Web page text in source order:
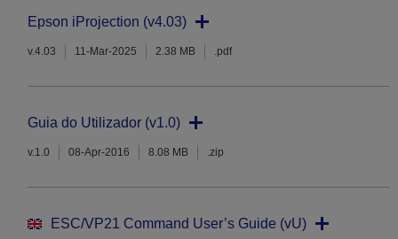
Epson iProjection (v4.03)
v.4.03 11-Mar-2025 2.38 MB .pdf
Guia do Utilizador (v1.0)
v.1.0 08-Apr-2016 8.08 MB .zip
ESC/VP21 Command User’s Guide (vU)